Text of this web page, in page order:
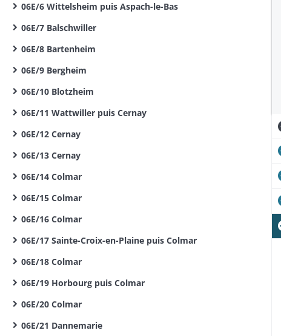
06E/6 Wittelsheim puis Aspach-le-Bas
06E/7 Balschwiller
06E/8 Bartenheim
06E/9 Bergheim
06E/10 Blotzheim
06E/11 Wattwiller puis Cernay
06E/12 Cernay
06E/13 Cernay
06E/14 Colmar
06E/15 Colmar
06E/16 Colmar
06E/17 Sainte-Croix-en-Plaine puis Colmar
06E/18 Colmar
06E/19 Horbourg puis Colmar
06E/20 Colmar
06E/21 Dannemarie